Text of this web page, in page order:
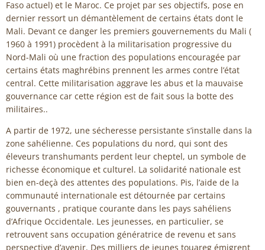
Faso actuel) et le Maroc. Ce projet par ses objectifs, pose en
dernier ressort un démantèlement de certains états dont le
Mali. Devant ce danger les premiers gouvernements du Mali (
1960 à 1991) procèdent à la militarisation progressive du
Nord-Mali où une fraction des populations encouragée par
certains états maghrébins prennent les armes contre l’état
central. Cette militarisation aggrave les abus et la mauvaise
gouvernance car cette région est de fait sous la botte des
militaires..
A partir de 1972, une sécheresse persistante s’installe dans la
zone sahélienne. Ces populations du nord, qui sont des
éleveurs transhumants perdent leur cheptel, un symbole de
richesse économique et culturel. La solidarité nationale est
bien en-deçà des attentes des populations. Pis, l’aide de la
communauté internationale est détournée par certains
gouvernants , pratique courante dans les pays sahéliens
d’Afrique Occidentale. Les jeunesses, en particulier, se
retrouvent sans occupation génératrice de revenu et sans
perspective d’avenir. Des milliers de jeunes touareg émigrent